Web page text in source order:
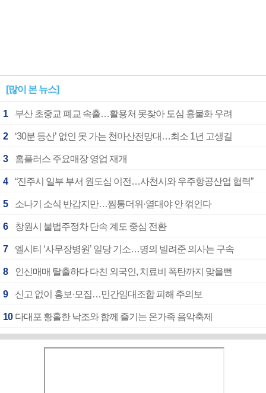
[많이 본 뉴스]
1 부산 초중교 폐교 속출…활용처 못찾아 도심 흉물화 우려
2 ‘30분 등산’ 없인 못 가는 천마산전망대…최소 1년 고생길
3 홈플러스 주요매장 영업 재개
4 “진주시 일부 부서 원도심 이전…사천시와 우주항공산업 협력”
5 소나기 소식 반갑지만…찜통더위·열대야 안 꺾인다
6 창원시 불법주정차 단속 계도 중심 전환
7 엘시티 ‘사무장병원’ 일당 기소…명의 빌려준 의사는 구속
8 인신매매 탈출하다 다친 외국인, 치료비 폭탄까지 맞을뻔
9 신고 없이 홍보·모집…민간임대조합 피해 주의보
10 다대포 황홀한 낙조와 함께 즐기는 온가족 음악축제